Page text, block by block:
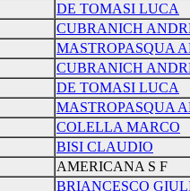
DE TOMASI LUCA
CUBRANICH
MASTROPASQUA
CUBRANICH
DE TOMASI LUCA
MASTROPASQUA
COLELLA MARCO
BISI CLAUDIO
AMERICANA S F
BRIANCESCO